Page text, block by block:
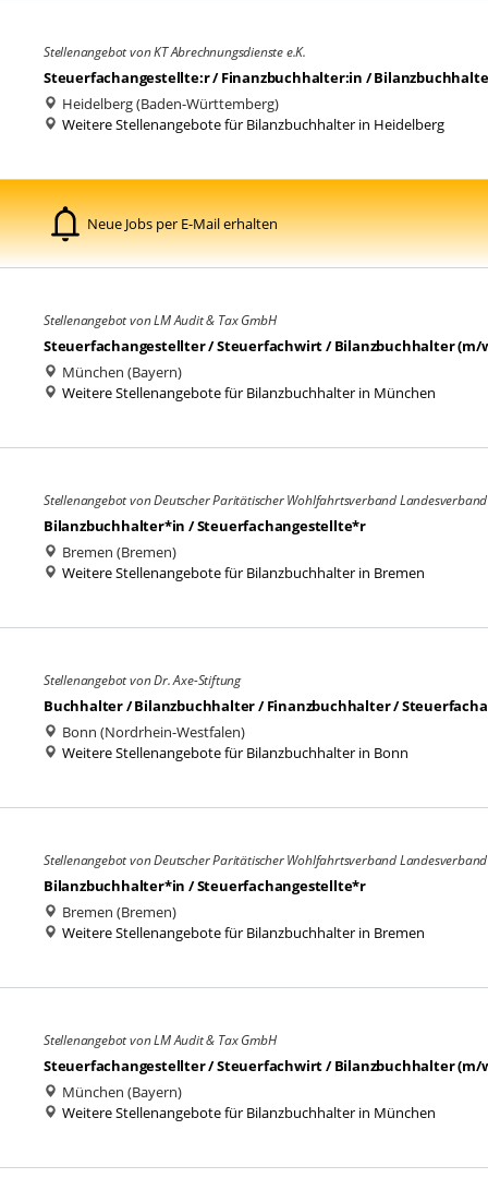
Stellenangebot von KT Abrechnungsdienste e.K.
Steuerfachangestellte:r / Finanzbuchhalter:in /
Heidelberg (Baden-Württemberg)
Weitere Stellenangebote für Bilanzbuchhalter in Heidelberg
Neue Jobs per E-Mail erhalten
Stellenangebot von LM Audit & Tax GmbH
Steuerfachangestellter / Steuerfachwirt / Bilanzbuchhalter (m/
München (Bayern)
Weitere Stellenangebote für Bilanzbuchhalter in München
Stellenangebot von Deutscher Paritätischer Wohlfahrtsverband Landesverband
Bilanzbuchhalter*in / Steuerfachangestellte*r
Bremen (Bremen)
Weitere Stellenangebote für Bilanzbuchhalter in Bremen
Stellenangebot von Dr. Axe-Stiftung
Buchhalter / Bilanzbuchhalter / Finanzbuchhalter /
Bonn (Nordrhein-Westfalen)
Weitere Stellenangebote für Bilanzbuchhalter in Bonn
Stellenangebot von Deutscher Paritätischer Wohlfahrtsverband Landesverband
Bilanzbuchhalter*in / Steuerfachangestellte*r
Bremen (Bremen)
Weitere Stellenangebote für Bilanzbuchhalter in Bremen
Stellenangebot von LM Audit & Tax GmbH
Steuerfachangestellter / Steuerfachwirt / Bilanzbuchhalter (m/
München (Bayern)
Weitere Stellenangebote für Bilanzbuchhalter in München